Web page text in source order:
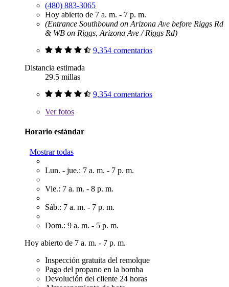
(480) 883-3065
Hoy abierto de 7 a. m. - 7 p. m.
(Entrance Southbound on Arizona Ave before Riggs Rd
& WB on Riggs, Arizona Ave / Riggs Rd)
9,354 comentarios
Distancia estimada
29.5 millas
9,354 comentarios
Verfotos
Horario estándar
Mostrar todas
Lun. - jue.: 7 a. m. - 7 p. m.
Vie.: 7 a. m. - 8 p. m.
Sáb.: 7 a. m. - 7 p. m.
Dom.: 9 a. m. - 5 p. m.
Hoy abierto de 7 a. m. - 7 p. m.
Inspección gratuita del remolque
Pago del propano en la bomba
Devolución del cliente 24 horas